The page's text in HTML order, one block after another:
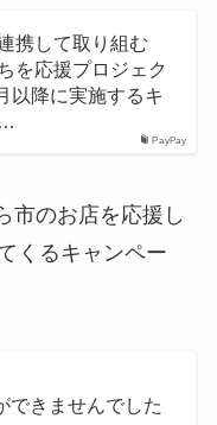
PayPay
携して取り組む
を応援プロジェク
以降に実施するキ
市のお店を応援し
くるキャンペー
できませんでした